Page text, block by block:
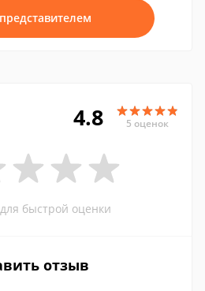
4.8 5 оценок
быстрой оценки
отзыв